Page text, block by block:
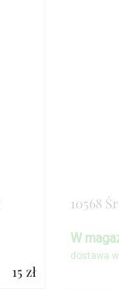
15 zł
10568
W